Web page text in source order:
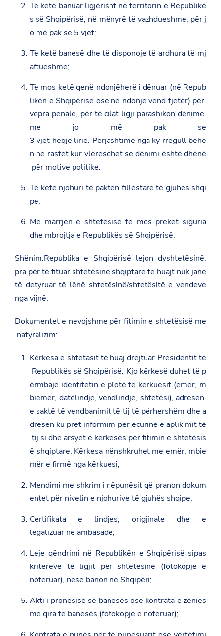
Të ketë banuar ligjërisht në territorin e Republikë
s së Shqipërisë, në mënyrë të vazhdueshme, për j
o më pak se 5 vjet;
Të ketë banesë dhe të disponoje të ardhura të mj
aftueshme;
Të mos ketë qenë ndonjëherë i dënuar (në Repub
likën e Shqipërisë ose në ndonjë vend tjetër) për
vepra penale, për të cilat ligji parashikon dënime
me jo më pak se
3 vjet heqje lirie. Përjashtime nga ky rregull bëhe
n në rastet kur vlerësohet se dënimi është dhënë
për motive politike.
Të ketë njohuri të paktën fillestare të gjuhës shqi
pe;
Me marrjen e shtetësisë të mos preket siguria
dhe mbrojtja e Republikës së Shqipërisë.
Shënim:Republika e Shqipërisë lejon dyshtetësinë,
pra për të fituar shtetësinë shqiptare të huajt nuk janë
të detyruar të lënë shtetësinë/shtetësitë e vendeve
nga vijnë.
Dokumentet e nevojshme për fitimin e shtetësisë me
natyralizim:
Kërkesa e shtetasit të huaj drejtuar Presidentit të
Republikës së Shqipërisë. Kjo kërkesë duhet të p
ërmbajë identitetin e plotë të kërkuesit (emër, m
biemër, datëlindje, vendlindje, shtetësi), adresën
e saktë të vendbanimit të tij të përhershëm dhe a
dresën ku pret informim për ecurinë e aplikimit të
tij si dhe arsyet e kërkesës për fitimin e shtetësis
ë shqiptare. Kërkesa nënshkruhet me emër, mbie
mër e firmë nga kërkuesi;
Mendimi me shkrim i nëpunësit që pranon dokum
entet për nivelin e njohurive të gjuhës shqipe;
Certifikata e lindjes, origjinale dhe e
legalizuar në ambasadë;
Leje qëndrimi në Republikën e Shqipërisë sipas
kritereve të ligjit për shtetësinë (fotokopje e
noteruar), nëse banon në Shqipëri;
Akti i pronësisë së banesës ose kontrata e zënies
me qira të banesës (fotokopje e noteruar);